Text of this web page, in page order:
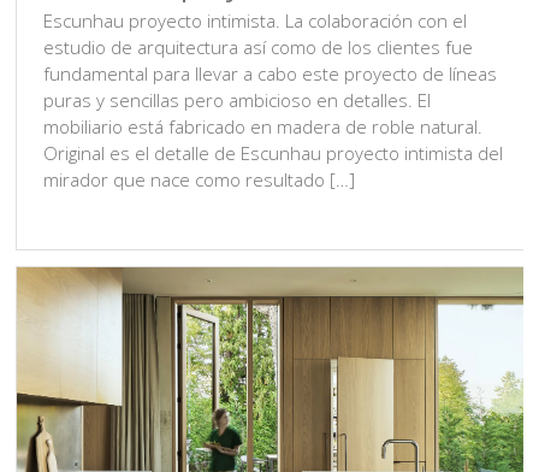
Escunhau proyecto intimista. La colaboración con el
estudio de arquitectura así como de los clientes fue
fundamental para llevar a cabo este proyecto de líneas
puras y sencillas pero ambicioso en detalles. El
mobiliario está fabricado en madera de roble natural.
Original es el detalle de Escunhau proyecto intimista del
mirador que nace como resultado […]